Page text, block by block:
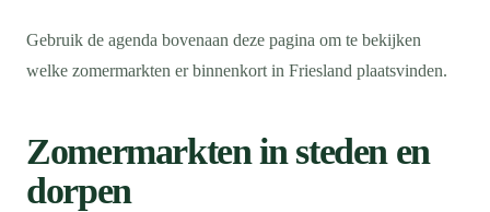
Gebruik de agenda bovenaan deze pagina om te bekijken
welke zomermarkten er binnenkort in Friesland plaatsvinden.
Zomermarkten in steden en
dorpen